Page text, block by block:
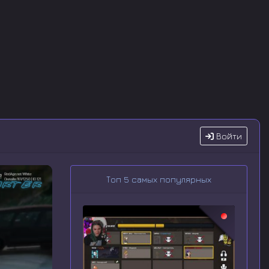
Войти
Топ 5 самых популярных